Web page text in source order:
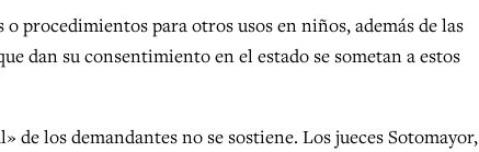
procedimientos para otros usos en niños, además de las
dan su consentimiento en el estado se sometan a estos
los demandantes no se sostiene. Los jueces Sotomayor,